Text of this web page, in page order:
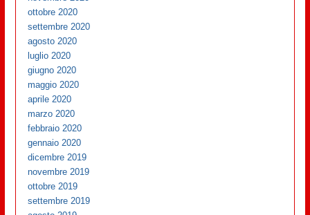
ottobre 2020
settembre 2020
agosto 2020
luglio 2020
giugno 2020
maggio 2020
aprile 2020
marzo 2020
febbraio 2020
gennaio 2020
dicembre 2019
novembre 2019
ottobre 2019
settembre 2019